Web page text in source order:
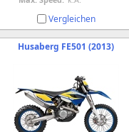
Vergleichen
Husaberg FE501 (2013)